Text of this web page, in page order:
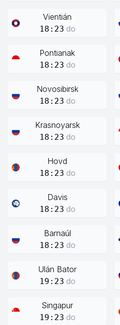
Vientián
18:23 do
Pontianak
18:23 do
Novosibirsk
18:23 do
Krasnoyarsk
18:23 do
Hovd
18:23 do
Davis
18:23 do
Barnaúl
18:23 do
Ulán Bator
19:23 do
Singapur
19:23 do